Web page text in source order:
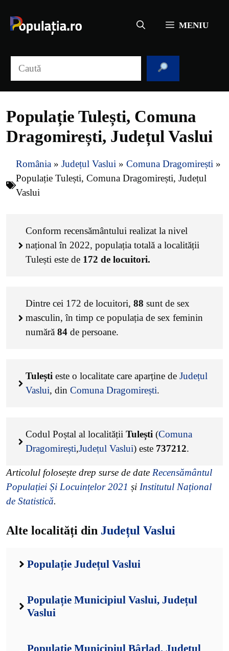
conținut
MENIU
Populație Tulești, Comuna
Dragomirești, Județul Vaslui
România » Județul Vaslui » Comuna Dragomirești »
Populație Tulești, Comuna Dragomirești, Județul
Vaslui
Conform recensământului realizat la nivel
național în 2022, populația totală a localității
Tulești este de 172 de locuitori.
Dintre cei 172 de locuitori, 88 sunt de sex
masculin, în timp ce populația de sex feminin
numără 84 de persoane.
Tulești este o localitate care aparține de Județul
Vaslui, din Comuna Dragomirești.
Codul Poștal al localității Tulești (Comuna
Dragomirești,Județul Vaslui) este 737212.
Articolul folosește drep surse de date Recensământul
Populației Și Locuințelor 2021 și Institutul Național
de Statistică.
Alte localități din Județul Vaslui
Populație Județul Vaslui
Populație Municipiul Vaslui, Județul
Vaslui
Populație Municipiul Bârlad, Județul